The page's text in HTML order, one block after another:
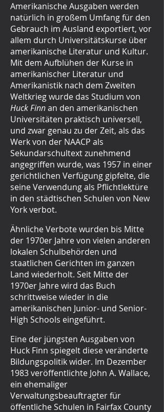
Amerikanische Ausgaben werden
natürlich in großem Umfang für den
Gebrauch im Ausland exportiert, vor
allem durch Universitätskurse über
amerikanische Literatur und Kultur.
Mit dem Aufblühen der Kurse in
amerikanischer Literatur und
Amerikanistik nach dem Zweiten
Weltkrieg wurde das Studium von
Huck Finnan den amerikanischen
Universitäten praktisch universell,
und zwar genau zu der Zeit, als das
Werk von der NAACP als
Sekundarschultext zunehmend
angegriffen wurde, was 1957 in einer
gerichtlichen Verfügung gipfelte, die
seine Verwendung als Pflichtlektüre
in den städtischen Schulen von New
York verbot.
Ähnliche Verbote wurden bis Mitte
der 1970er Jahre von vielen anderen
lokalen Schulbehörden und
staatlichen Gerichten im ganzen
Land wiederholt. Seit Mitte der
1970er Jahre wird das Buch
schrittweise wieder in die
amerikanischen Junior- und Senior-
High Schools eingeführt.
Eine der jüngsten Ausgaben von
Huck Finn spiegelt diese veränderte
Bildungspolitik wider. Im Dezember
1983 veröffentlichte John A. Wallace,
ein ehemaliger
Verwaltungsbeauftragter für
öffentliche Schulen in Fairfax County